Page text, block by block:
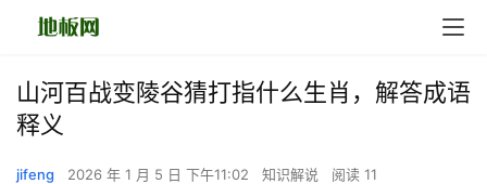
山河百战变陵谷猜打指什么生肖，解答成语
释义
jifeng 2026 年 1 月 5 日 下午11:02 知识解说 阅读 11